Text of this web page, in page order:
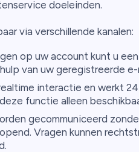
doeleinden.
via verschillende kanalen:
op uw account kunt u een
van uw geregistreerde e-
interactie en werkt 24
functie alleen
gecommuniceerd
Vragen kunnen